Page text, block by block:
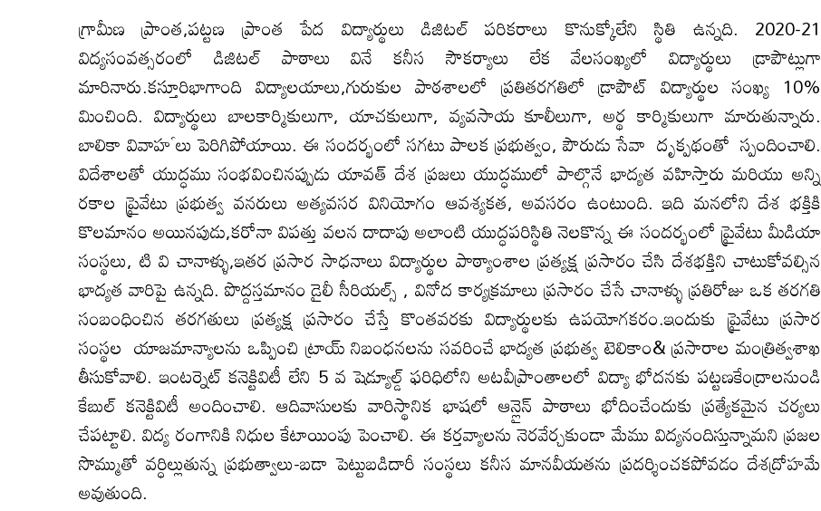
గ్రామీణ ప్రాంత,పట్టణ ప్రాంత పేద విద్యార్థులు డిజిటల్ పరికరాలు కొనుక్కోలేని స్థితి ఉన్నది. 2020-21
విద్యసంవత్సరంలో డిజిటల్ పాఠాలు వినే కనీస సౌకర్యాలు లేక వేలసంఖ్యలో విద్యార్థులు డ్రాపౌట్లుగా
మారినారు.కస్తూరిభాగాంది విద్యాలయాలు,గురుకుల పాఠశాలలో ప్రతితరగతిలో డ్రాపౌట్ విద్యార్థుల సంఖ్య 10%
మించింది. విద్యార్థులు బాలకార్మికులుగా, యాచకులుగా, వ్యవసాయ కూలీలుగా, అర్థ కార్మికులుగా మారుతున్నారు.
బాలికా వివాహౕలు పెరిగిపోయాయి. ఈ సందర్భంలో సగటు పాలక ప్రభుత్వం, పౌరుడు సేవా దృక్పథంతో స్పందించాలి.
విదేశాలతో యుద్ధము సంభవించినప్పుడు యావత్ దేశ ప్రజలు యుద్ధములో పాల్గొనే భాద్యత వహిస్తారు మరియు అన్ని
రకాల ప్రైవేటు ప్రభుత్వ వనరులు అత్యవసర వినియోగం ఆవశ్యకత, అవసరం ఉంటుంది. ఇది మనలోని దేశ భక్తికి
కొలమానం అయినపుడు,కరోనా విపత్తు వలన దాదాపు అలాంటి యుద్ధపరిస్థితి నెలకొన్న ఈ సందర్భంలో ప్రైవేటు మీడియా
సంస్థలు, టి వి చానాళ్ళు,ఇతర ప్రసార సాధనాలు విద్యార్థుల పాఠ్యాంశాల ప్రత్యక్ష ప్రసారం చేసి దేశభక్తిని చాటుకోవల్సిన
భాద్యత వారిపై ఉన్నది. పొద్దస్తమానం డైలీ సీరియల్స్ , వినోద కార్యక్రమాలు ప్రసారం చేసే చానాళ్ళు ప్రతిరోజు ఒక తరగతి
సంబంధించిన తరగతులు ప్రత్యక్ష ప్రసారం చేస్తే కొంతవరకు విద్యార్థులకు ఉపయోగకరం.ఇందుకు ప్రైవేటు ప్రసార
సంస్థల యాజమాన్యాలను ఒప్పించి ట్రాయ్ నిబంధనలను సవరించే భాద్యత ప్రభుత్వ టెలికాం& ప్రసారాల మంత్రిత్వశాఖ
తీసుకోవాలి. ఇంటర్నెట్ కనెక్టివిటీ లేని 5 వ షెడ్యూల్డ్ ఫరిధిలోని అటవీప్రాంతాలలో విద్యా భోదనకు పట్టణకేంద్రాలనుండి
కేబుల్ కనెక్టివిటీ అందించాలి. ఆదివాసులకు వారిస్థానిక భాషలో ఆన్లైన్ పాఠాలు భోదించేందుకు ప్రత్యేకమైన చర్యలు
చేపట్టాలి. విద్య రంగానికి నిధుల కేటాయింపు పెంచాలి. ఈ కర్తవ్యాలను నెరవేర్చకుండా మేము విద్యనందిస్తున్నామని ప్రజల
సొమ్ముతో వర్ధిల్లుతున్న ప్రభుత్వాలు-బడా పెట్టుబడిదారీ సంస్థలు కనీస మానవీయతను ప్రదర్శించకపోవడం దేశద్రోహమే
అవుతుంది.